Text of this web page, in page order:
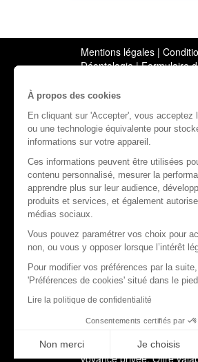
Mentions légales |
Déontologie|Formulaire
Copyright © 2000-2026
(3)Ce consentement
OnLine afin de recevoir
Cosmospace et des
offres de voyance dans le
email, sms et voix sur IP.
(4)Les informations
ou relatives à la santé ou
par les RGPD et la CNIL.
équivoque. Il s’agit de
En cas de litige, vous
(1)
L'accès à cette offre
voyance privée. Offre
À propos des cookies
En cliquant sur 'Accepter', vous acceptez
ou une technologie équivalente pour
informations sur votre appareil.
Ces informations peuvent être utilisées
contenu personnalisé, mesurer la
apprendre plus sur leur audience,
produits et services, et également
médias sociaux.
Vous pouvez paramétrer vos choix pour
non, ou vous y opposer lorsque l’intérêt
Pour modifier vos préférences par la
'Préférences de cookies' situé dans le
Lire la politique de confidentialité
Consentements certifiés par
Non merci Je choisis